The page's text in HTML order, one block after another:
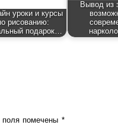
уроки и курсы
рисованию:
подарок…
Вывод из
поля помечены *